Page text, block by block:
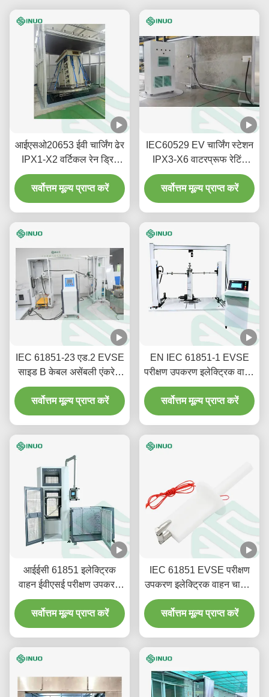
आईएसओ20653 ईवी चार्जिंग ढेर
IPX1-X2 वर्टिकल रेन ड्रिप
टेस्ट सिस्टम
सर्वोत्तम मूल्य प्राप्त करें
IEC60529 EV चार्जिंग स्टेशन
IPX3-X6 वाटरप्रूफ रेटिंग
परीक्षण प्रणाली
सर्वोत्तम मूल्य प्राप्त करें
IEC 61851-23 एड.2 EVSE
साइड B केबल असेंबली एंकरेज
स्ट्रेन रिलीफ टेस्ट उपकरण
सर्वोत्तम मूल्य प्राप्त करें
EN IEC 61851-1 EVSE
परीक्षण उपकरण इलेक्ट्रिक वाहन
प्रवाहकीय चार्जिंग पाइल स्टेटिक
लोड टेस्ट बेंच
सर्वोत्तम मूल्य प्राप्त करें
आईईसी 61851 इलेक्ट्रिक
वाहन ईवीएसई परीक्षण उपकरण
यांत्रिक शक्ति प्रभाव परीक्षक
सर्वोत्तम मूल्य प्राप्त करें
IEC 61851 EVSE परीक्षण
उपकरण इलेक्ट्रिक वाहन चार्जिंग
पोल IPXXB परीक्षण जांच
सर्वोत्तम मूल्य प्राप्त करें